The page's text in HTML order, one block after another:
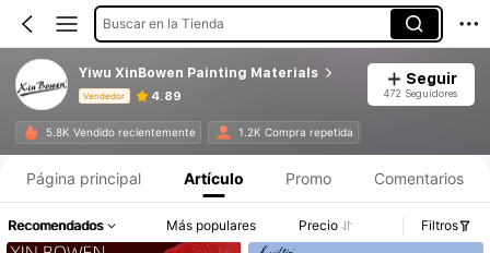
Buscar en la Tienda
Yiwu XinBowen Painting Materials
Vendedor 4.89
Seguir
472 Seguidores
5.8K Vendido recientemente 1.2K Compra repetida
Página principal Artículo Promo Comentarios
Recomendados Más populares Precio Filtros